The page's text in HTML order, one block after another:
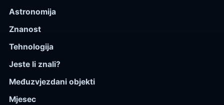
Astronomija
Znanost
Tehnologija
Jeste li znali?
Međuzvjezdani objekti
Mjesec